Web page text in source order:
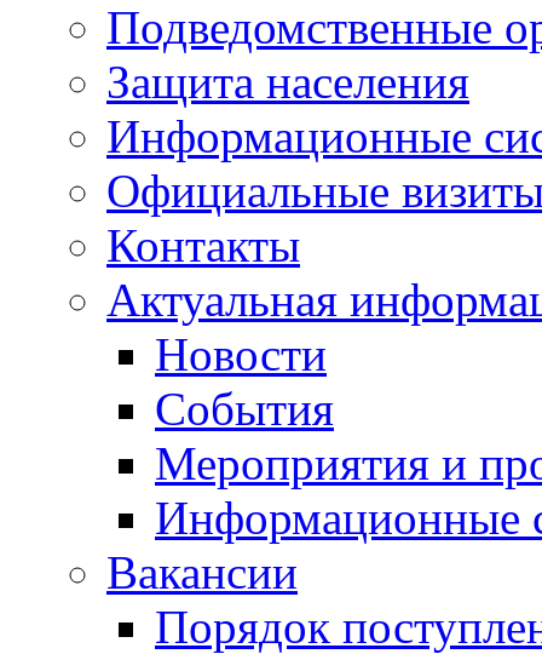
Подведомственные
Защита населения
Информационные
Официальные
Контакты
Актуальная
Новости
События
Мероприятия и
Информационные
Вакансии
Порядок